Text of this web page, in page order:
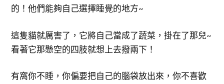
的！他們能夠自己選擇睡覺的地方~
這隻貓就厲害了，它將自己當成了蔬菜，掛在了那兒~
看著它那懸空的四肢就想上去撥兩下！
有窩你不睡，你偏要把自己的腦袋放出來，你不喜歡